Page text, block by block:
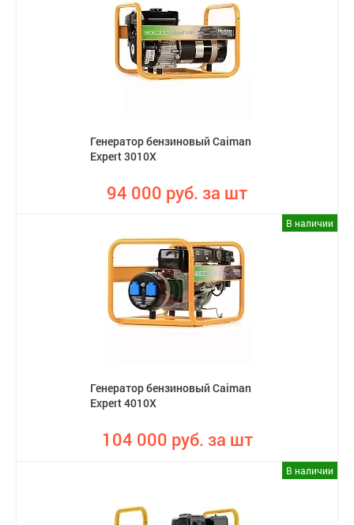
Генератор бензиновый Caiman
Expert 3010X
94 000 руб. за шт
В наличии
Генератор бензиновый Caiman
Expert 4010X
104 000 руб. за шт
В наличии